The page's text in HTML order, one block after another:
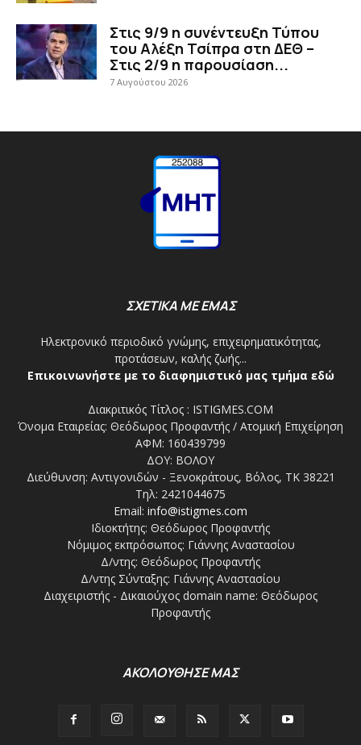
Στις 9/9 η συνέντευξη Τύπου
του Αλέξη Τσίπρα στη ΔΕΘ –
Στις 2/9 η παρουσίαση...
7 Αυγούστου 2026
ΣΧΕΤΙΚΑ ΜΕ ΕΜΑΣ
Ηλεκτρονικό περιοδικό γνώμης, επιχειρηματικότητας,
προτάσεων, καλής ζωής...
Επικοινωνήστε με το διαφημιστικό μας τμήμα εδώ
Διακριτικός Τίτλος : ISTIGMES.COM
Όνομα Εταιρείας: Θεόδωρος Προφαντής / Ατομική Επιχείρηση
ΑΦΜ: 160439799
ΔΟΥ: ΒΟΛΟΥ
Διεύθυνση: Αντιγονιδών - Ξενοκράτους, Βόλος, ΤΚ 38221
Τηλ: 2421044675
Email: info@istigmes.com
Ιδιοκτήτης: Θεόδωρος Προφαντής
Νόμιμος εκπρόσωπος: Γιάννης Αναστασίου
Δ/ντης: Θεόδωρος Προφαντής
Δ/ντης Σύνταξης: Γιάννης Αναστασίου
Διαχειριστής - Δικαιούχος domain name: Θεόδωρος
Προφαντής
ΑΚΟΛΟΥΘΗΣΕ ΜΑΣ